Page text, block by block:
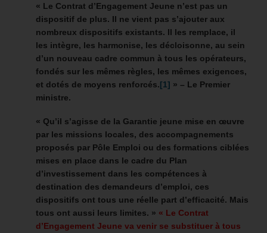
« Le Contrat d’Engagement Jeune n’est pas un
dispositif de plus. Il ne vient pas s’ajouter aux
nombreux dispositifs existants. Il les remplace, il
les intègre, les harmonise, les décloisonne, au sein
d’un nouveau cadre commun à tous les opérateurs,
fondés sur les mêmes règles, les mêmes exigences,
et dotés de moyens renforcés.[1] » – Le Premier
ministre.
« Qu’il s’agisse de la Garantie jeune mise en œuvre
par les missions locales, des accompagnements
proposés par Pôle Emploi ou des formations ciblées
mises en place dans le cadre du Plan
d’investissement dans les compétences à
destination des demandeurs d’emploi, ces
dispositifs ont tous une réelle part d’efficacité. Mais
tous ont aussi leurs limites. » « Le Contrat
d’Engagement Jeune va venir se substituer à tous